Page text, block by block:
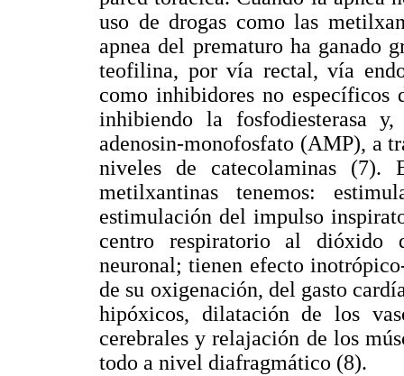
uso de drogas como las
apnea del prematuro ha ganado
teofilina, por vía rectal, vía
como inhibidores no específicos
inhibiendo la fosfodiesterasa
adenosin-monofosfato (AMP), a
niveles de catecolaminas (7).
metilxantinas tenemos:
estimulación del impulso
centro respiratorio al dióxido
neuronal; tienen efecto
de su oxigenación, del gasto
hipóxicos, dilatación de los
cerebrales y relajación de los
todo a nivel diafragmático (8).